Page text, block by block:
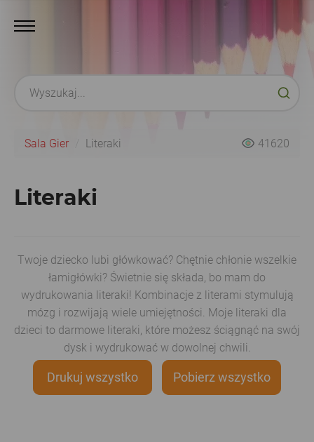
Sala Gier Literaki 41620
Literaki
Twoje dziecko lubi główkować? Chętnie chłonie wszelkie
łamigłówki? Świetnie się składa, bo mam do
wydrukowania literaki! Kombinacje z literami stymulują
mózg i rozwijają wiele umiejętności. Moje literaki dla
dzieci to darmowe literaki, które możesz ściągnąć na swój
dysk i wydrukować w dowolnej chwili.
Drukuj wszystko Pobierz wszystko